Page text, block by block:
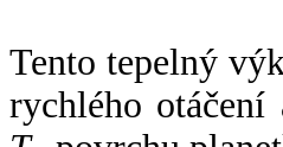
Tento tepelný
rychlého